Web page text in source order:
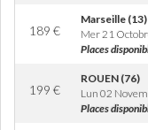
189 €
Marseille (13)
Mer 21
Places
199 €
ROUEN (76)
Lun 02
Places